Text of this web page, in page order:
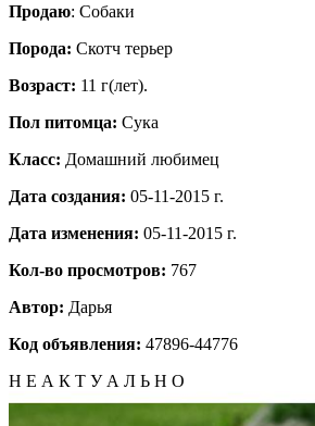
Продаю: Собаки
Порода: Скотч терьер
Возраст: 11 г(лет).
Пол питомца: Сука
Класс: Домашний любимец
Дата создания: 05-11-2015 г.
Дата изменения: 05-11-2015 г.
Кол-во просмотров: 767
Автор: Дарья
Код объявления: 47896-44776
Н Е А К Т У А Л Ь Н О